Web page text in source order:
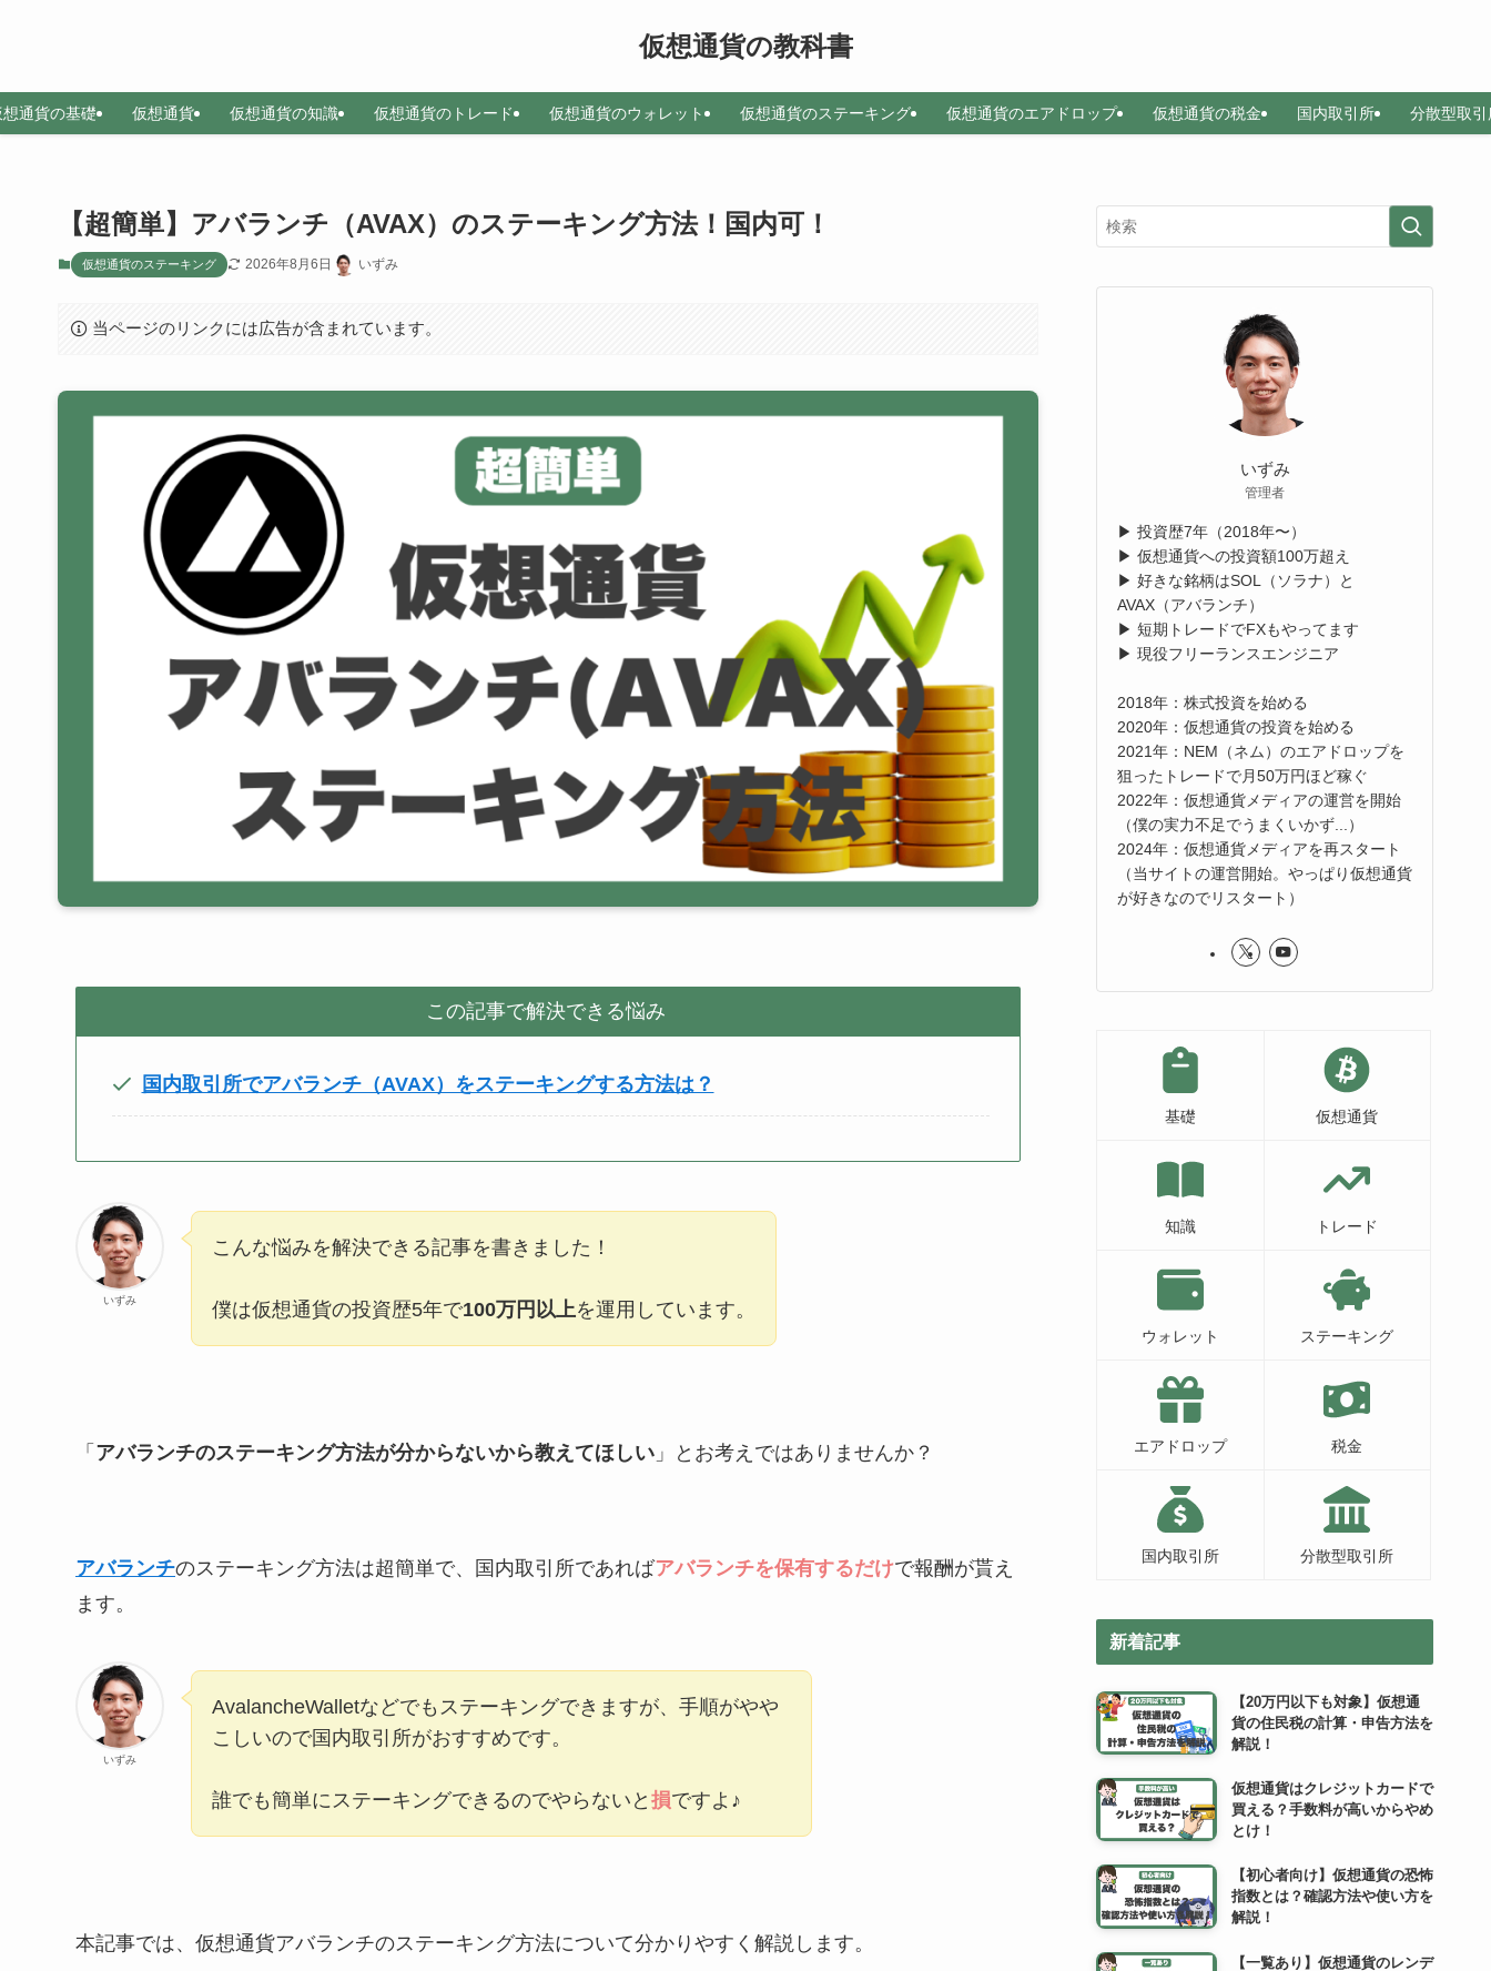
仮想通貨の教科書
想通貨の基礎 仮想通貨 仮想通貨の知識 仮想通貨のトレード 仮想通貨のウォレット 仮想通貨のステーキング 仮想通貨のエアドロップ 仮想通貨の税金 国内取引所 分散型取引
【超簡単】アバランチ（AVAX）のステーキング方法！国内可！
仮想通貨のステーキング 2026年8月6日 いずみ
当ページのリンクには広告が含まれています。
この記事で解決できる悩み
国内取引所でアバランチ（AVAX）をステーキングする方法は？
いずみ
こんな悩みを解決できる記事を書きました！
僕は仮想通貨の投資歴5年で100万円以上を運用しています。
「 アバランチのステーキング方法が分からないから教えてほしい 」とお考えではありませんか？
アバランチのステーキング方法は超簡単で、国内取引所であればアバランチを保有するだけで報酬が貰え
ます。
いずみ
AvalancheWalletなどでもステーキングできますが、手順がやや
こしいので国内取引所がおすすめです。
誰でも簡単にステーキングできるのでやらないと 損ですよ♪
本記事では、仮想通貨アバランチのステーキング方法について分かりやすく解説します。
いずみ
管理者
▶︎ 投資歴7年（2018年〜）
▶︎ 仮想通貨への投資額100万超え
▶︎ 好きな銘柄はSOL（ソラナ）と
AVAX（アバランチ）
▶︎ 短期トレードでFXもやってます
▶︎ 現役フリーランスエンジニア
2018年：株式投資を始める
2020年：仮想通貨の投資を始める
2021年：NEM（ネム）のエアドロップを
狙ったトレードで月50万円ほど稼ぐ
2022年：仮想通貨メディアの運営を開始
（僕の実力不足でうまくいかず...）
2024年：仮想通貨メディアを再スタート
（当サイトの運営開始。やっぱり仮想通貨
が好きなのでリスタート）
基礎 仮想通貨
知識 トレード
ウォレット ステーキング
エアドロップ 税金
国内取引所 分散型取引所
新着記事
【20万円以下も対象】仮想通
貨の住民税の計算・申告方法を
解説！
仮想通貨はクレジットカードで
買える？手数料が高いからやめ
とけ！
【初心者向け】仮想通貨の恐怖
指数とは？確認方法や使い方を
解説！
【一覧あり】仮想通貨のレンデ